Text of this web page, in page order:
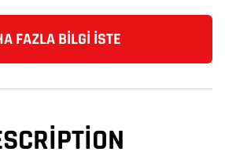
FAZLA BILGI İSTE